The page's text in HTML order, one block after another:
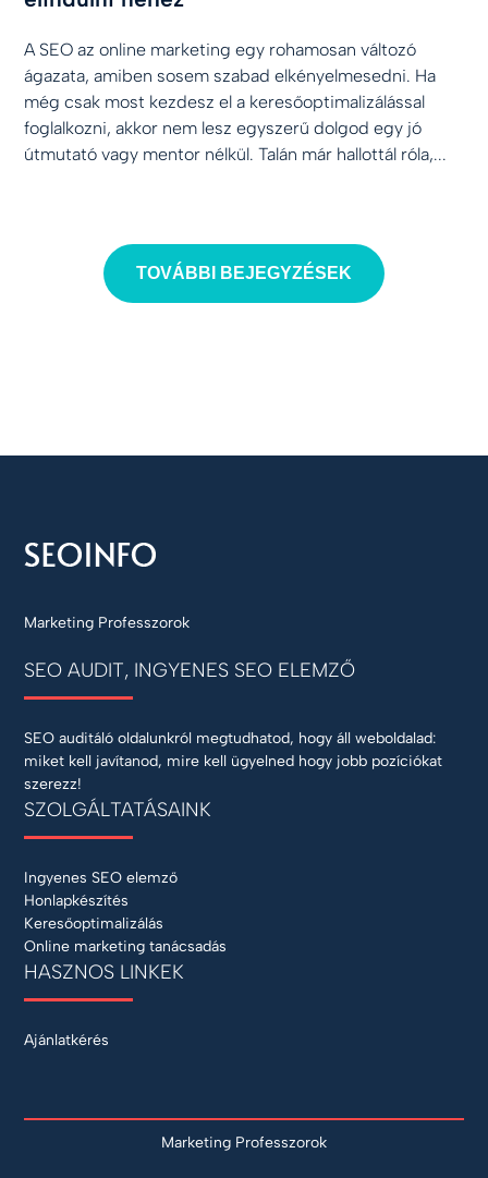
A SEO az online marketing egy rohamosan változó
ágazata, amiben sosem szabad elkényelmesedni. Ha
még csak most kezdesz el a keresőoptimalizálással
foglalkozni, akkor nem lesz egyszerű dolgod egy jó
útmutató vagy mentor nélkül. Talán már hallottál róla,...
TOVÁBBI BEJEGYZÉSEK
Marketing Professzorok
SEO AUDIT, INGYENES SEO ELEMZŐ
SEO auditáló oldalunkról megtudhatod, hogy áll weboldalad:
miket kell javítanod, mire kell ügyelned hogy jobb pozíciókat
szerezz!
SZOLGÁLTATÁSAINK
Ingyenes SEO elemző
Honlapkészítés
Keresőoptimalizálás
Online marketing tanácsadás
HASZNOS LINKEK
Ajánlatkérés
Marketing Professzorok